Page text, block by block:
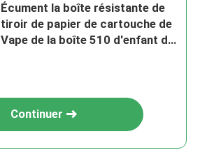
Écument la boîte résistante de
tiroir de papier de cartouche de
Vape de la boîte 510 d'enfant de
Continuer